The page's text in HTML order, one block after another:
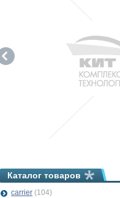
Каталог товаров
carrier (104)